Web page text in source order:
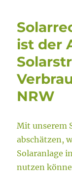
ist der
NRW
Mit unserem
abschätzen,
Solaranlage
nutzen